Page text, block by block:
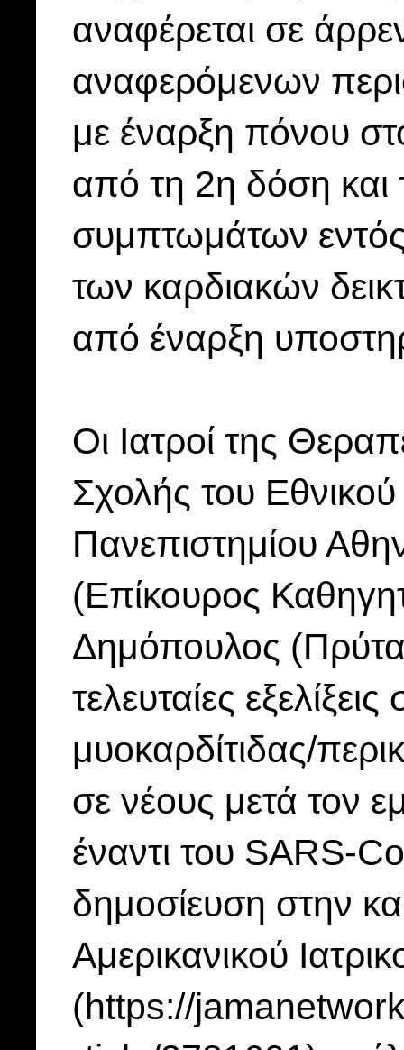
αναφέρεται σε
αναφερόμενων
με έναρξη πόνου
από τη 2η δόση και
συμπτωμάτων
των καρδιακών
από έναρξη
Οι Ιατροί της
Σχολής του
Πανεπιστημίου
(Επίκουρος
Δημόπουλος
τελευταίες
μυοκαρδίτιδας/
σε νέους μετά τον
έναντι του SARS-
δημοσίευση στην
Αμερικανικού
(https://